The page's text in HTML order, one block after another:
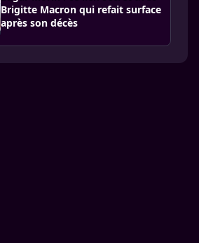
Brigitte Macron qui refait surface
après son décès